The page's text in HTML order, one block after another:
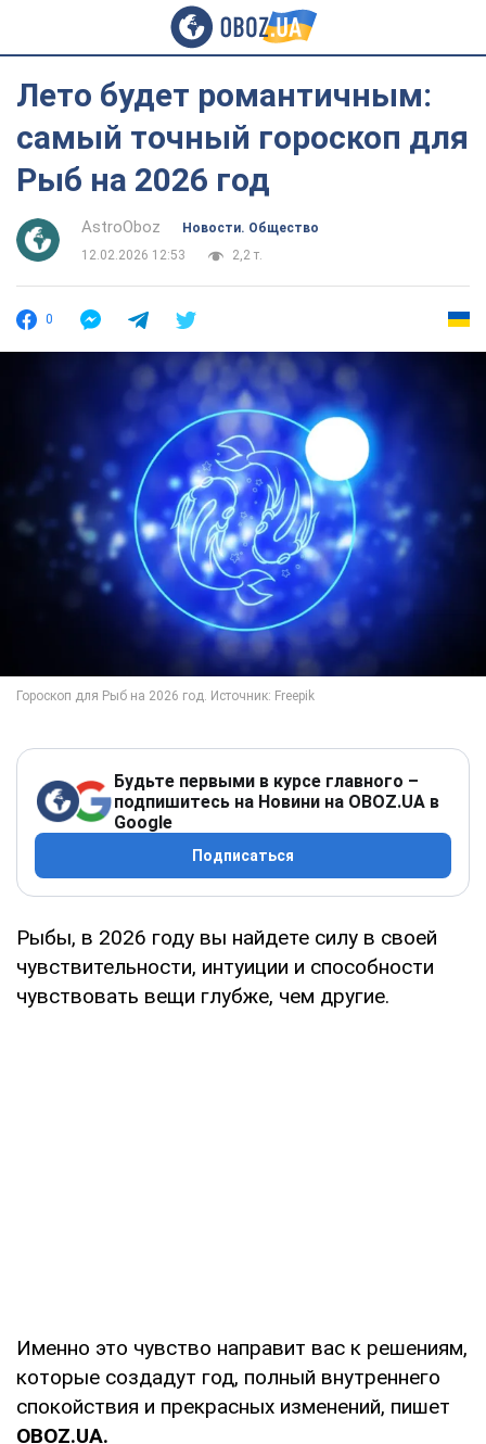
Лето будет романтичным:
самый точный гороскоп для
Рыб на 2026 год
AstroOboz
Новости. Общество
12.02.2026 12:53
2,2 т.
0
Будьте первыми в курсе главного –
подпишитесь на Новини на OBOZ.UA в
Google
Подписаться
Рыбы, в 2026 году вы найдете силу в своей
чувствительности, интуиции и способности
чувствовать вещи глубже, чем другие.
Именно это чувство направит вас к решениям,
которые создадут год, полный внутреннего
спокойствия и прекрасных изменений, пишет
OBOZ.UA.